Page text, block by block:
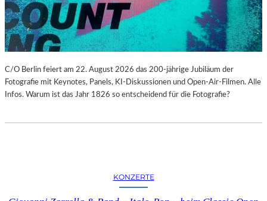
C/O Berlin feiert am 22. August 2026 das 200-jährige Jubiläum der
Fotografie mit Keynotes, Panels, KI-Diskussionen und Open-Air-Filmen. Alle
Infos. Warum ist das Jahr 1826 so entscheidend für die Fotografie?
KONZERTE